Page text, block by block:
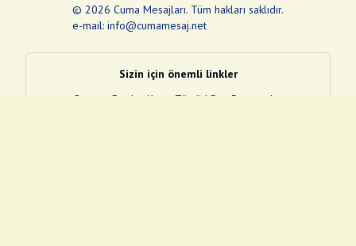
© 2026 Cuma Mesajları. Tüm hakları saklıdır.
e-mail: info@cumamesaj.net
Sizin için önemli linkler
Quran
e-Devlet Kapısı Tüvtürk Son Depremler